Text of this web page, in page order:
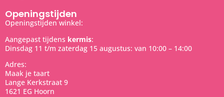
Openingstijden
Openingstijden winkel:
Aangepast tijdens kermis:
Dinsdag 11 t/m zaterdag 15 augustus: van 10:00 – 14:00
Adres:
Maak je taart
Lange Kerkstraat 9
1621 EG Hoorn